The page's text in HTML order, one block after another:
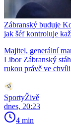
Zábranský buduje
jak šéf kontroluje
Majitel, generální
Libor Zábranský
rukou právě ve
SportyŽivě
dnes, 20:23
4 min